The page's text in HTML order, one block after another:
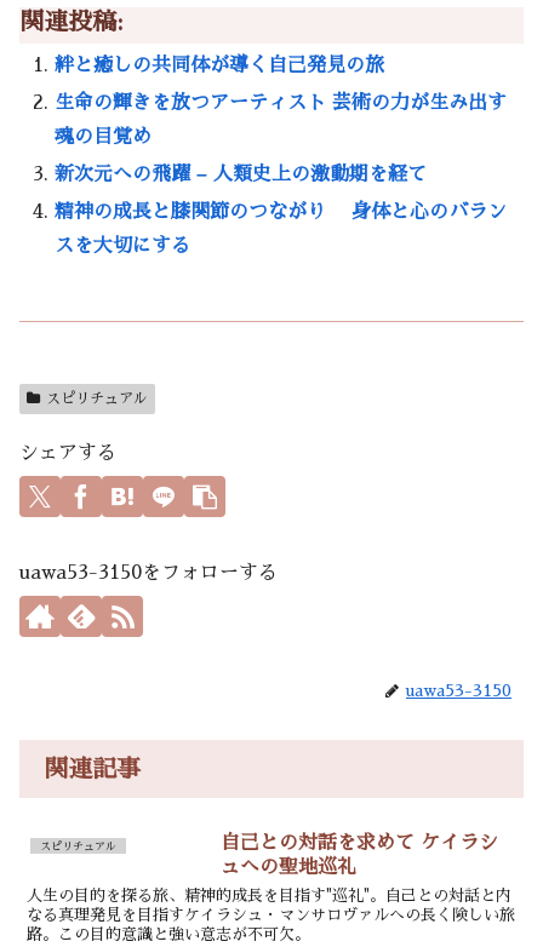
関連投稿:
絆と癒しの共同体が導く自己発見の旅
生命の輝きを放つアーティスト 芸術の力が生み出す
魂の目覚め
新次元への飛躍 – 人類史上の激動期を経て
精神の成長と膝関節のつながり 身体と心のバラン
スを大切にする
スピリチュアル
シェアする
uawa53-3150をフォローする
uawa53-3150
関連記事
スピリチュアル
自己との対話を求めて ケイラシ
ュへの聖地巡礼
人生の目的を探る旅、精神的成長を目指す"巡礼"。自己との対話と内
なる真理発見を目指すケイラシュ・マンサロヴァルへの長く険しい旅
路。この目的意識と強い意志が不可欠。